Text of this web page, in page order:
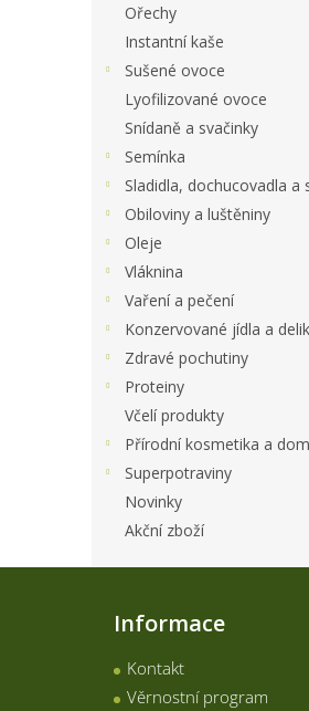
Ořechy
Instantní kaše
Sušené ovoce
Lyofilizované ovoce
Snídaně a svačinky
Semínka
Sladidla, dochucovadla a
Obiloviny a luštěniny
Oleje
Vláknina
Vaření a pečení
Konzervované jídla a
Zdravé pochutiny
Proteiny
Včelí produkty
Přírodní kosmetika a
Superpotraviny
Novinky
Akční zboží
Informace
Kontakt
Věrnostní program